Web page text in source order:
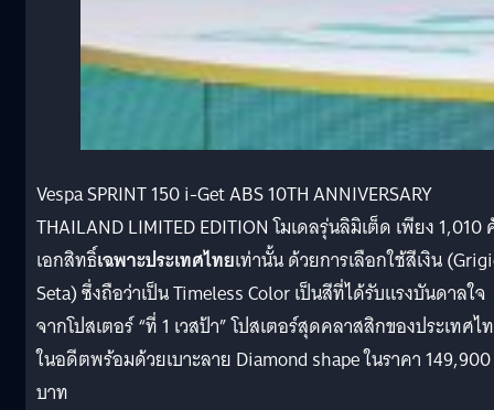
Vespa SPRINT 150 i-Get ABS 10TH ANNIVERSARY
THAILAND LIMITED EDITION โมเดลรุ่นลิมิเต็ด เพียง 1,010
เอกสิทธิ์เฉพาะประเทศไทยเท่านั้น ด้วยการเลือกใช้สีเงิน
Seta) ซึ่งถือว่าเป็น Timeless Color เป็นสีที่ได้รับแรงบันดาลใจ
จากโปสเตอร์ “ที่ 1 เวสป้า” โปสเตอร์สุดคลาสสิกของประเทศไ
ในอดีตพร้อมด้วยเบาะลาย Diamond shape ในราคา 149,900
บาท